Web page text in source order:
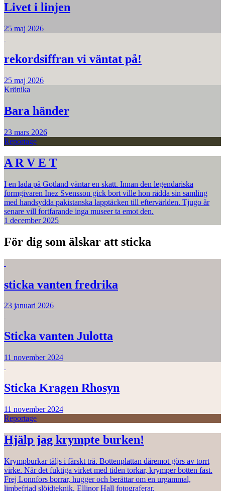
Livet i linjen
25 maj 2026
rekordsiffran vi väntat på!
25 maj 2026
Krönika
Bara händer
23 mars 2026
Reportage
A R V E T
I en lada på Gotland väntar en skatt. Innan den legendariska
formgivaren Inez Svensson gick bort ville hon rädda sin samling
med handsydda pakistanska lapptäcken till eftervärlden. Tjugo år
senare vill fortfarande inga museer ta emot den.
1 december 2025
För dig som älskar att sticka
sticka vanten fredrika
23 januari 2026
Sticka vanten Julotta
11 november 2024
Sticka Kragen Rhosyn
11 november 2024
Reportage
Hjälp jag krympte burken!
Krympburkar täljs i färskt trä. Bottenplattan däremot görs av torrt
virke. När det fuktiga virket med tiden torkar, krymper botten fast.
Frej Lonnfors borrar, hugger och berättar om en urgammal,
limbefriad slöjdteknik. Ellinor Hall fotograferar.